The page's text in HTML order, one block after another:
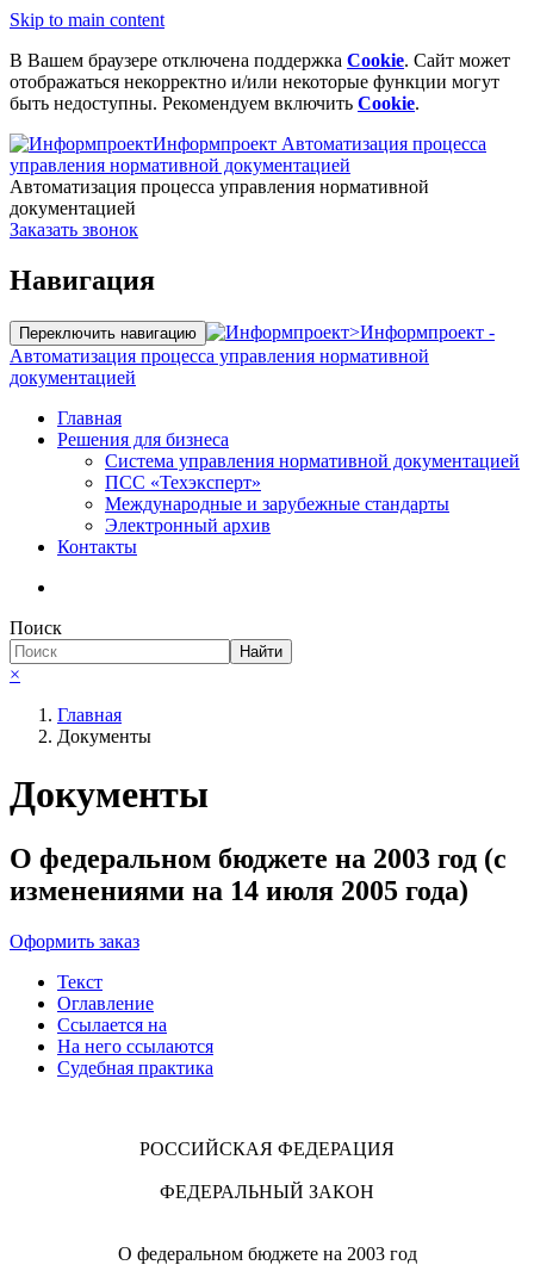
Skip to main content
В Вашем браузере отключена поддержка Cookie. Сайт может
отображаться некорректно и/или некоторые функции могут
быть недоступны. Рекомендуем включить Cookie.
Информпроект Автоматизация процесса
управления нормативной документацией
Автоматизация процесса управления нормативной
документацией
Заказать звонок
Навигация
Переключить навигацию >Информпроект -
Автоматизация процесса управления нормативной
документацией
Главная
Решения для бизнеса
Система управления нормативной документацией
ПСС «Техэксперт»
Международные и зарубежные стандарты
Электронный архив
Контакты
Поиск
Найти
×
Главная
Документы
Документы
О федеральном бюджете на 2003 год (с
изменениями на 14 июля 2005 года)
Оформить заказ
Текст
Оглавление
Ссылается на
На него ссылаются
Судебная практика
РОССИЙСКАЯ ФЕДЕРАЦИЯ
ФЕДЕРАЛЬНЫЙ ЗАКОН
О федеральном бюджете на 2003 год
Необходимые
Эти файлы cookie
Они необходимы
для
функционирования